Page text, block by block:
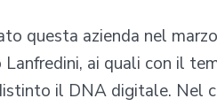
questa azienda nel
Lanfredini, ai quali con il
il DNA digitale. Nel